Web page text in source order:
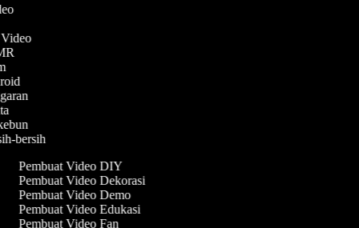
Video
bersih
Pembuat Video DIY
Pembuat Video Dekorasi
Pembuat Video Demo
Pembuat Video Edukasi
Pembuat Video Fan